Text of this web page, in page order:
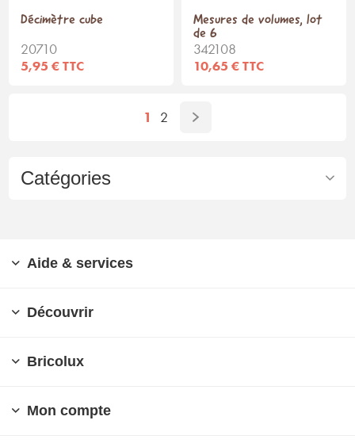
Catégories
Décimètre cube
20710
5,95 € TTC
Mesures de volumes, lot
de 6
342108
10,65 € TTC
1 2
Aide & services
Découvrir
Bricolux
Mon compte